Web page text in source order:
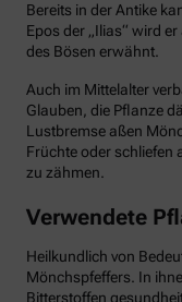
Bereits in der Antike
Epos der „Ilias“ wird
des Bösen erwähnt.
Auch im Mittelalter
Glauben, die Pflanze
Lustbremse aßen
Früchte oder schliefen
zu zähmen.
Verwendete
Heilkundlich von
Mönchspfeffers. In
Bitterstoffen